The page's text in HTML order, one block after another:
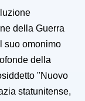
della Guerra
suo omonimo
della
"Nuovo
statunitense,